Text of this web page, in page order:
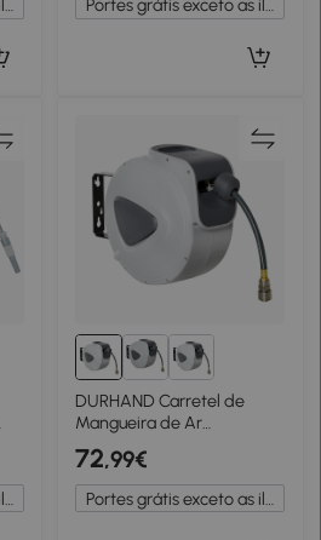
Portes grátis exceto as ilhas
Pulverização 49x15x37 cm
Portes grátis exceto as ilhas
DURHAND Carretel de
Mangueira de Ar
Comprimido Automático
20 m Conector de 1/4'' BSP
Suporte de Parede
Giratório 180° Cinzento
72,99€